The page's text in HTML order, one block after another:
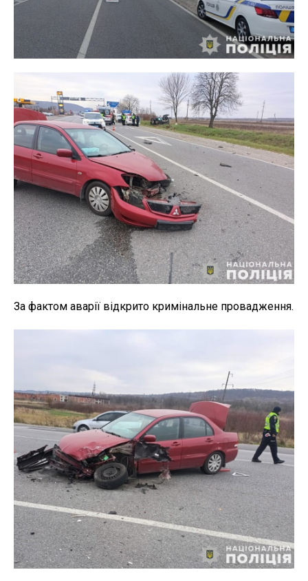
За фактом аварії відкрито кримінальне провадження.